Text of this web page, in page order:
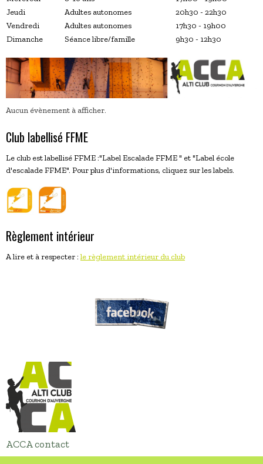
Jeudi
Adultes autonomes
20h30 - 22h30
Vendredi
Adultes autonomes
17h30 - 19h00
Dimanche
Séance libre/famille 9h30 - 12h30
Aucun évènement à afficher.
Club labellisé FFME
Le club est labellisé FFME :"Label Escalade FFME " et "Label école
d'escalade FFME". Pour plus d'informations, cliquez sur les labels.
Règlement intérieur
A lire et à respecter :le règlement intérieur du club
ACCA contact